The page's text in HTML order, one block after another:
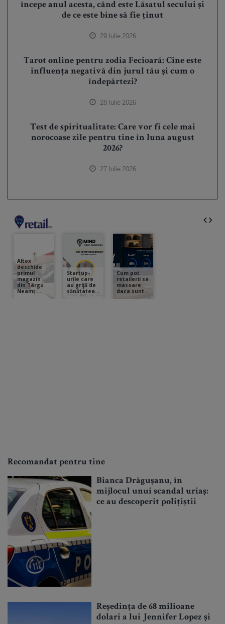
începe anul acesta, când este Lăsatul secului și
de ce este bine să fie ținut
29 Iulie 2026
Tarot online pentru zodia Fecioară: Cine este
influența negativă din jurul tău și cum o
îndepărtezi?
28 Iulie 2026
Test de spiritualitate: Care vor fi cele mai
norocoase zile pentru tine în luna august
2026?
27 Iulie 2026
Recomandat pentru tine
Bianca Drăgușanu, în
mijlocul unui scandal uriaș:
ce au descoperit polițiștii
Reședința de 68 milioane
dolari a lui Jennifer Lopez și